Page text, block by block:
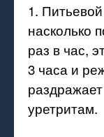
1.
насколько
раз в час,
3 часа и
уретритам.